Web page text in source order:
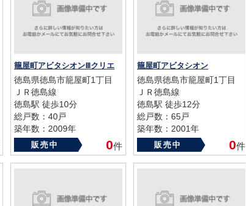
籠屋町アビタシオンⅢクリエ
徳島県徳島市籠屋町1丁目
ＪＲ徳島線
徳島駅 徒歩10分
総戸数：40戸
築年数：2009年
販売中 0件
籠屋町アビタシオン
徳島県徳島市籠屋町1丁目
ＪＲ徳島線
徳島駅 徒歩12分
総戸数：65戸
築年数：2001年
販売中 0件